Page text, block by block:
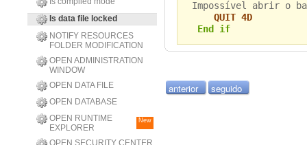
Is data file locked
NOTIFY RESOURCES
FOLDER MODIFICATION
OPEN ADMINISTRATION
WINDOW
OPEN DATA FILE
OPEN DATABASE
OPEN RUNTIME
EXPLORER
New
OPEN SECURITY CENTER
Impossível abrir o
QUIT 4D
End if
anterior seguido